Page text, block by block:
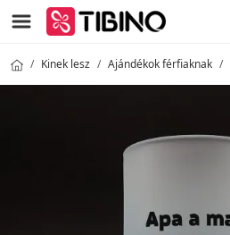
Kinek lesz Ajándékok férfiaknak